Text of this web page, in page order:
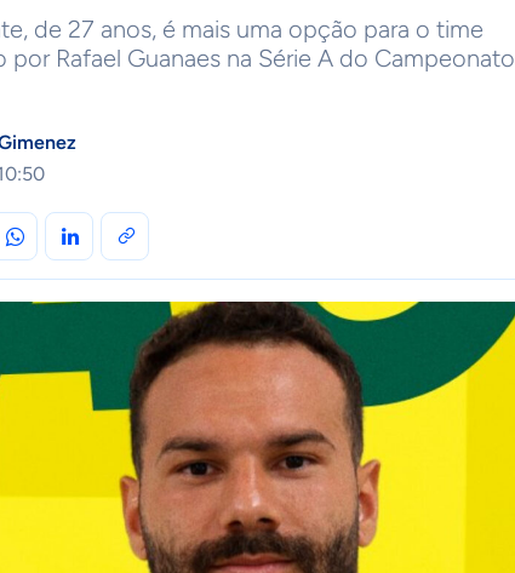
de 27 anos, é mais uma opção para o time
por Rafael Guanaes na Série A do Campeonato